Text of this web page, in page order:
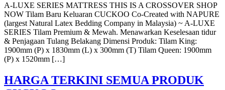
A-LUXE SERIES MATTRESS THIS IS A CROSSOVER SHOP
NOW Tilam Baru Keluaran CUCKOO Co-Created with NAPURE
(largest Natural Latex Bedding Company in Malaysia) ~ A-LUXE
SERIES Tilam Premium & Mewah. Menawarkan Keselesaan tidur
& Penjagaan Tulang Belakang Dimensi Produk: Tilam King:
1900mm (P) x 1830mm (L) x 300mm (T) Tilam Queen: 1900mm
(P) x 1520mm […]
HARGA TERKINI SEMUA PRODUK